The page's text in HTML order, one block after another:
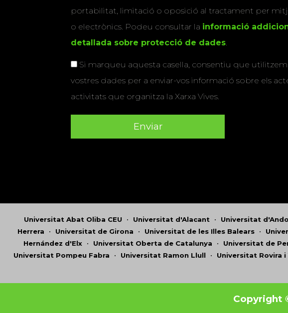
portabilitat, limitació o oposició al tractament per
o electrònics. Podeu consultar la informació
detallada sobre protecció de dades.
Si marqueu aquesta casella, consentiu que utilitzem
vostres dades per a enviar-vos informació sobre els
activitats que organitza la Xarxa Vives.
Universitat Abat Oliba CEU • Universitat d'Alacant • Universitat
Herrera • Universitat de Girona • Universitat de les Illes Balears •
Hernández d'Elx • Universitat Oberta de Catalunya • Universitat de
Universitat Pompeu Fabra • Universitat Ramon Llull • Universitat Rovira i
Copyright